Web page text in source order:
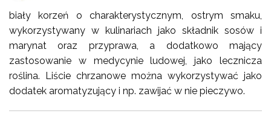
biały korzeń o charakterystycznym, ostrym smaku,
wykorzystywany w kulinariach jako składnik sosów i
marynat oraz przyprawa, a dodatkowo mający
zastosowanie w medycynie ludowej, jako lecznicza
roślina. Liście chrzanowe można wykorzystywać jako
dodatek aromatyzujący i np. zawijać w nie pieczywo.